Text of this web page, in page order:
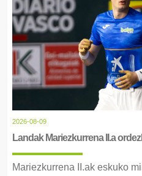
2026-08-09
Landak Mariezkurrena II.a
Mariezkurrena II.ak eskuko